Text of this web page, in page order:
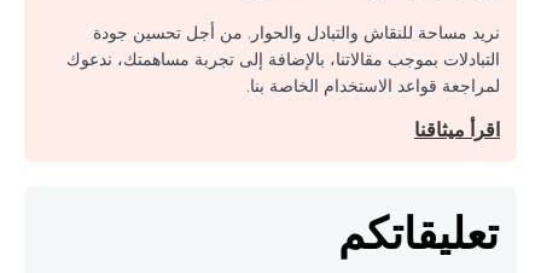
نريد مساحة للنقاش والتبادل والحوار. من أجل تحسين جودة
التبادلات بموجب مقالاتنا، بالإضافة إلى تجربة مساهمتك، ندعوك
لمراجعة قواعد الاستخدام الخاصة بنا.
اقرأ ميثاقنا
تعليقاتكم